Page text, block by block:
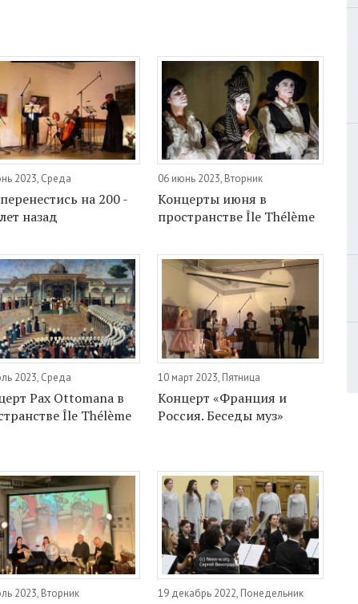
2023, Среда
на 200 -
назад
06 июнь 2023, Вторник
Концерты июня в
пространстве Île Thélème
2023, Среда
Pax Ottomana в
Île Thélème
10 март 2023, Пятница
Концерт «Франция и
Россия. Беседы муз»
2023, Вторник 19 декабрь 2022, Понедельник